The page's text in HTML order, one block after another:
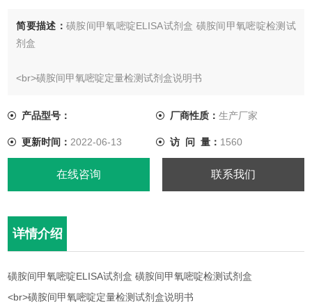
简要描述： 磺胺间甲氧嘧啶ELISA试剂盒 磺胺间甲氧嘧啶检测试
剂盒
<br>磺胺间甲氧嘧啶定量检测试剂盒说明书
<br>一、原理
<br>本试剂盒采用间接竞争ELISA方法定量检测样品中磺胺间甲
<br>定量检测组织样本中磺胺间甲氧嘧啶钠残留。
产品型号： 厂商性质： 生产厂家
更新时间： 2022-06-13 访 问 量： 1560
在线咨询 联系我们
详情介绍
磺胺间甲氧嘧啶ELISA试剂盒 磺胺间甲氧嘧啶检测试剂盒
<br>磺胺间甲氧嘧啶定量检测试剂盒说明书